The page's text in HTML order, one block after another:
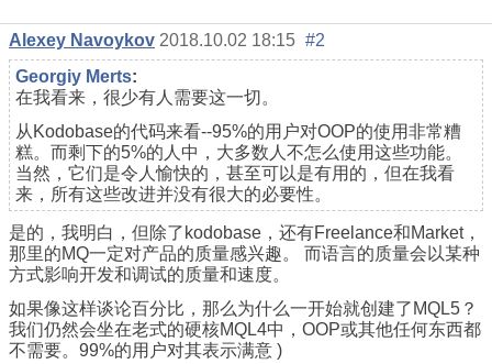
Alexey Navoykov 2018.10.02 18:15 #2
Georgiy Merts:
在我看来，很少有人需要这一切。
从Kodobase的代码来看--95%的用户对OOP的使用非常糟
糕。而剩下的5%的人中，大多数人不怎么使用这些功能。
当然，它们是令人愉快的，甚至可以是有用的，但在我看
来，所有这些改进并没有很大的必要性。
是的，我明白，但除了kodobase，还有Freelance和Market，
那里的MQ一定对产品的质量感兴趣。 而语言的质量会以某种
方式影响开发和调试的质量和速度。
如果像这样谈论百分比，那么为什么一开始就创建了MQL5？
我们仍然会坐在老式的硬核MQL4中，OOP或其他任何东西都
不需要。99%的用户对其表示满意 )